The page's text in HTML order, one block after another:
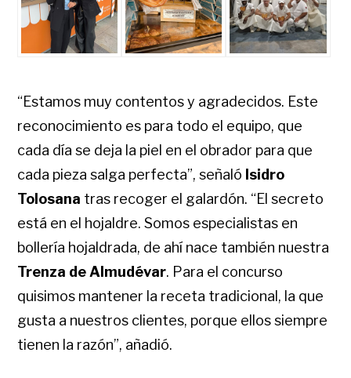
“Estamos muy contentos y agradecidos. Este
reconocimiento es para todo el equipo, que
cada día se deja la piel en el obrador para que
cada pieza salga perfecta”, señaló Isidro
Tolosana tras recoger el galardón. “El secreto
está en el hojaldre. Somos especialistas en
bollería hojaldrada, de ahí nace también nuestra
Trenza de Almudévar. Para el concurso
quisimos mantener la receta tradicional, la que
gusta a nuestros clientes, porque ellos siempre
tienen la razón”, añadió.